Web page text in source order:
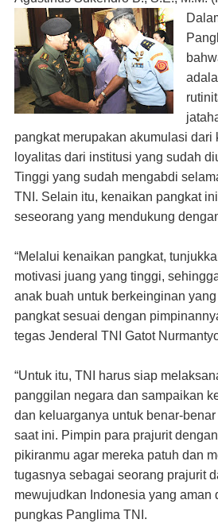
pangkat merupakan akumulasi dari
loyalitas dari institusi yang sudah
Tinggi yang sudah mengabdi
TNI. Selain itu, kenaikan pangkat
seseorang yang mendukung
“Melalui kenaikan pangkat,
motivasi juang yang tinggi,
anak buah untuk berkeinginan
pangkat sesuai dengan
tegas Jenderal TNI Gatot
“Untuk itu, TNI harus siap
panggilan negara dan sampaikan
dan keluarganya untuk benar-
saat ini. Pimpin para prajurit
pikiranmu agar mereka patuh dan
tugasnya sebagai seorang prajurit
mewujudkan Indonesia yang aman
pungkas Panglima TNI.